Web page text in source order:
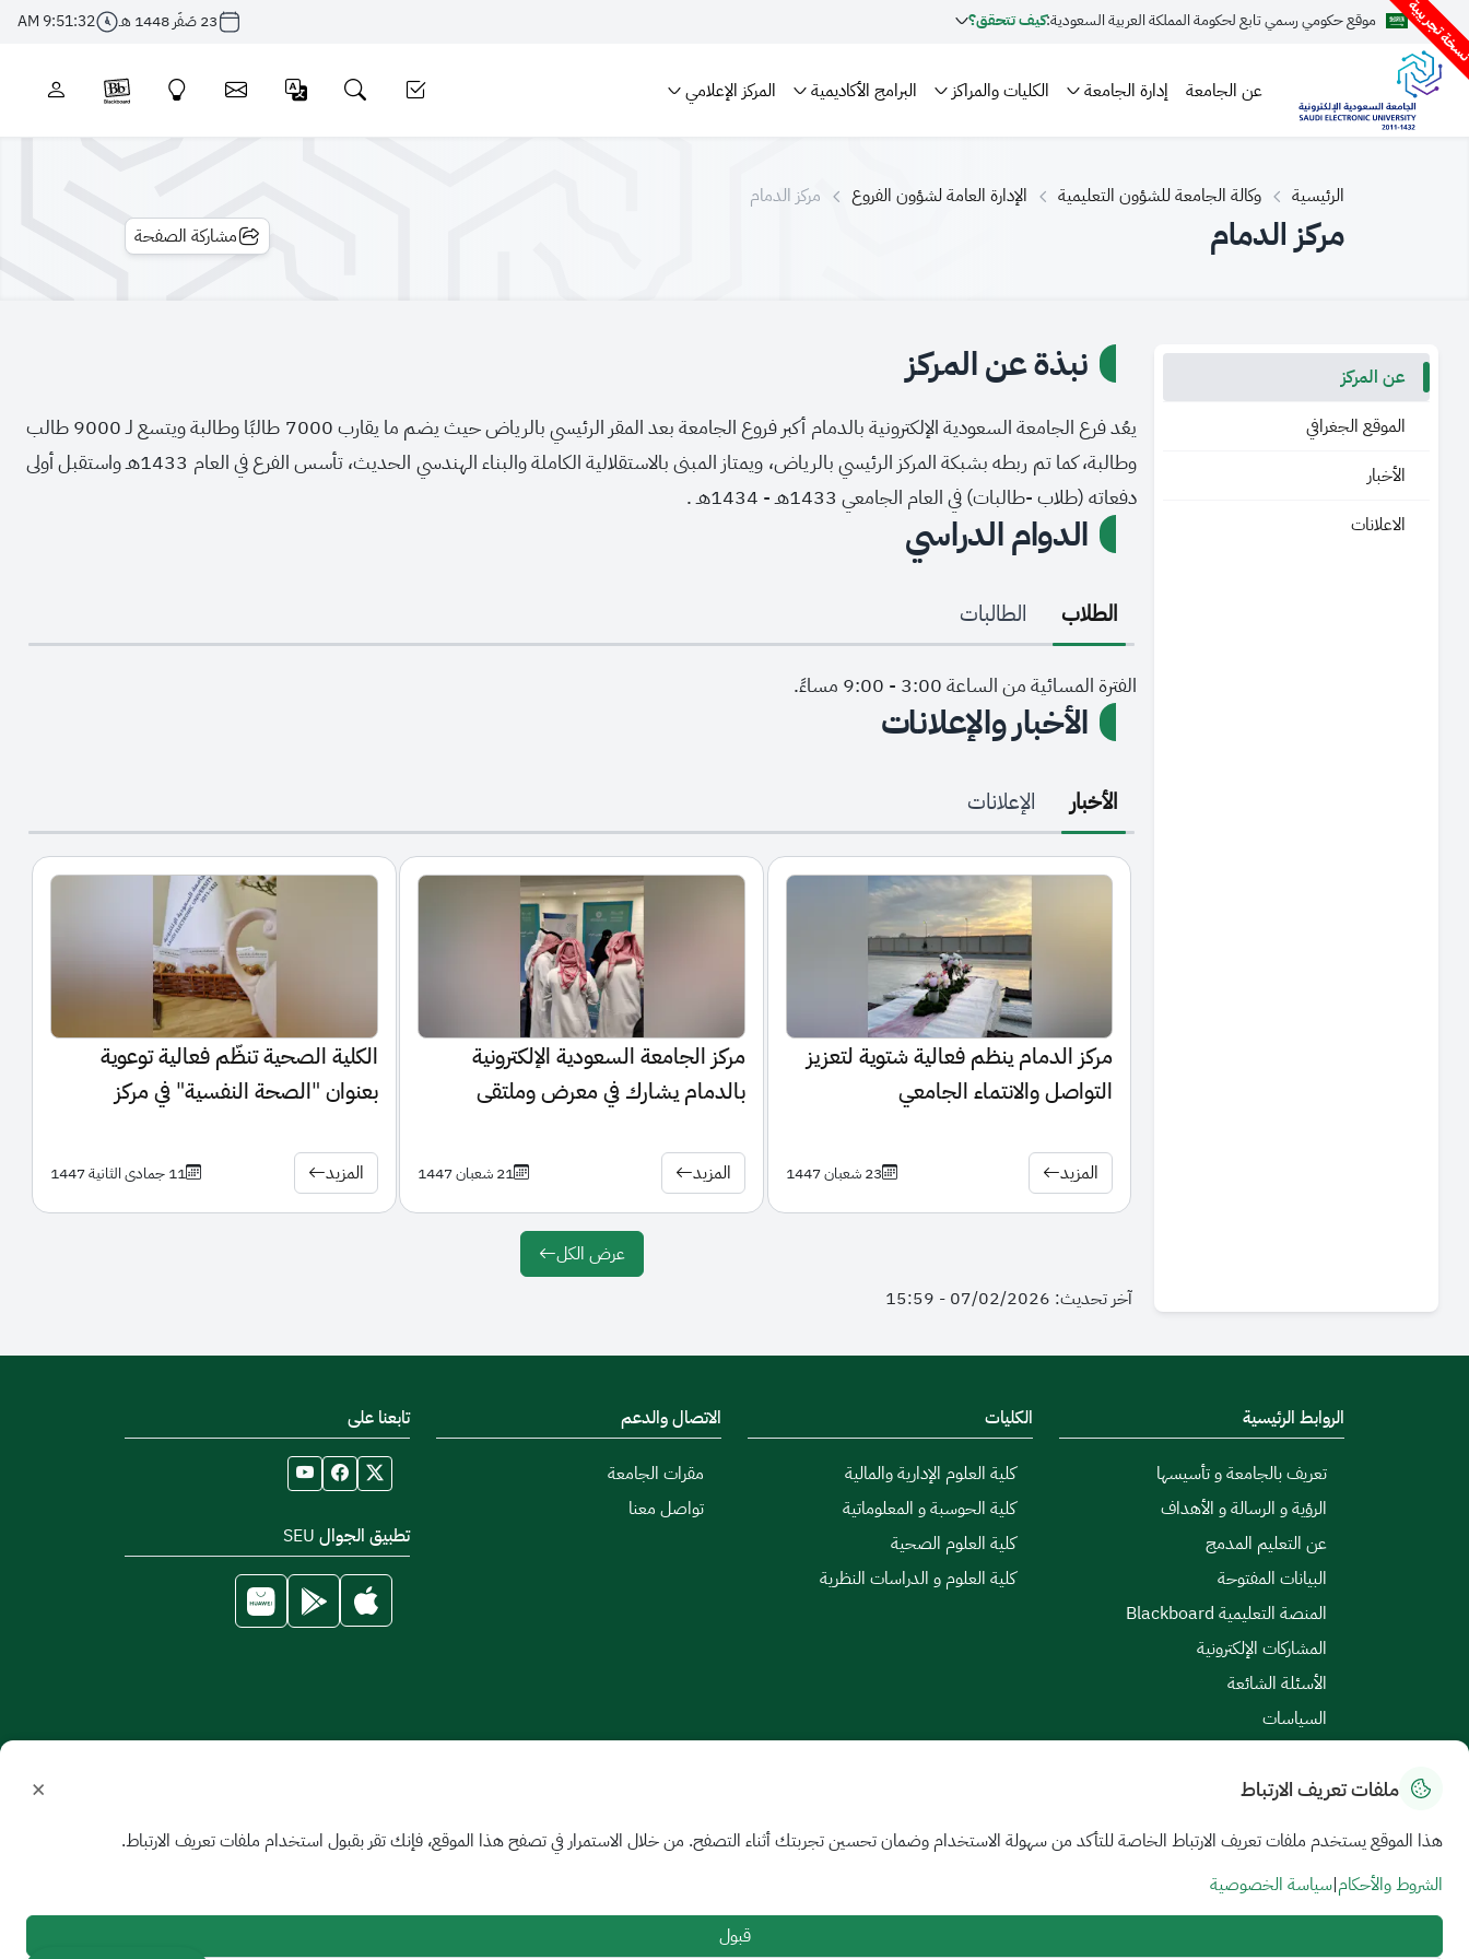
تجريبية موقع حكومي رسمي تابع لحكومة المملكة العربية السعودية:كيف تتحقق؟ 23 صَفَر 1448 هـ 9:51:32 AM
عن الجامعة إدارة الجامعة الكليات والمراكز البرامج الأكاديمية المركز الإعلامي
الرئيسية وكالة الجامعة للشؤون التعليمية الإدارة العامة لشؤون الفروع مركز الدمام
مركز الدمام مشاركة الصفحة
عن المركز
الموقع الجغرافي
الأخبار
الاعلانات
نبذة عن المركز
يعُد فرع الجامعة السعودية الإلكترونية بالدمام أكبر فروع الجامعة بعد المقر الرئيسي بالرياض حيث يضم ما يقارب 7000 طالبًا وطالبة ويتسع لـ 9000 طالب
وطالبة، كما تم ربطه بشبكة المركز الرئيسي بالرياض، ويمتاز المبنى بالاستقلالية الكاملة والبناء الهندسي الحديث، تأسس الفرع في العام 1433هـ واستقبل أولى
دفعاته (طلاب -طالبات) في العام الجامعي 1433هـ - 1434هـ .
الدوام الدراسي
الطلاب الطالبات
الفترة المسائية من الساعة 3:00 - 9:00 مساءً.
الأخبار والإعلانات
الأخبار الإعلانات
مركز الدمام ينظم فعالية شتوية لتعزيز
التواصل والانتماء الجامعي
المزيد 23 شعبان 1447
مركز الجامعة السعودية الإلكترونية
بالدمام يشارك في معرض وملتقى
المزيد 21 شعبان 1447
الكلية الصحية تنظّم فعالية توعوية
بعنوان "الصحة النفسية" في مركز
المزيد 11 جمادى الثانية 1447
عرض الكل
آخر تحديث: 07/02/2026 - 15:59
الروابط الرئيسية
تعريف بالجامعة و تأسيسها
الرؤية و الرسالة و الأهداف
عن التعليم المدمج
البيانات المفتوحة
المنصة التعليمية Blackboard
المشاركات الإلكترونية
الأسئلة الشائعة
السياسات
الكليات
كلية العلوم الإدارية والمالية
كلية الحوسبة و المعلوماتية
كلية العلوم الصحية
كلية العلوم و الدراسات النظرية
الاتصال والدعم
مقرات الجامعة
تواصل معنا
تابعنا على
تطبيق الجوال SEU
خريطة الموقع الشروط والأحكام | سياسة الخصوصية اتفاقية مستوى الخدمة
جميع الحقوق محفوظة للجامعة السعودية الإلكترونية © 2026
تم تطويره وصيانته بواسطة الجامعة السعودية الإلكترونية
ملفات تعريف الارتباط ×
هذا الموقع يستخدم ملفات تعريف الارتباط الخاصة للتأكد من سهولة الاستخدام وضمان تحسين تجربتك أثناء التصفح. من خلال الاستمرار في تصفح هذا الموقع، فإنك تقر بقبول استخدام ملفات تعريف الارتباط.
الشروط والأحكام|سياسة الخصوصية
قبول